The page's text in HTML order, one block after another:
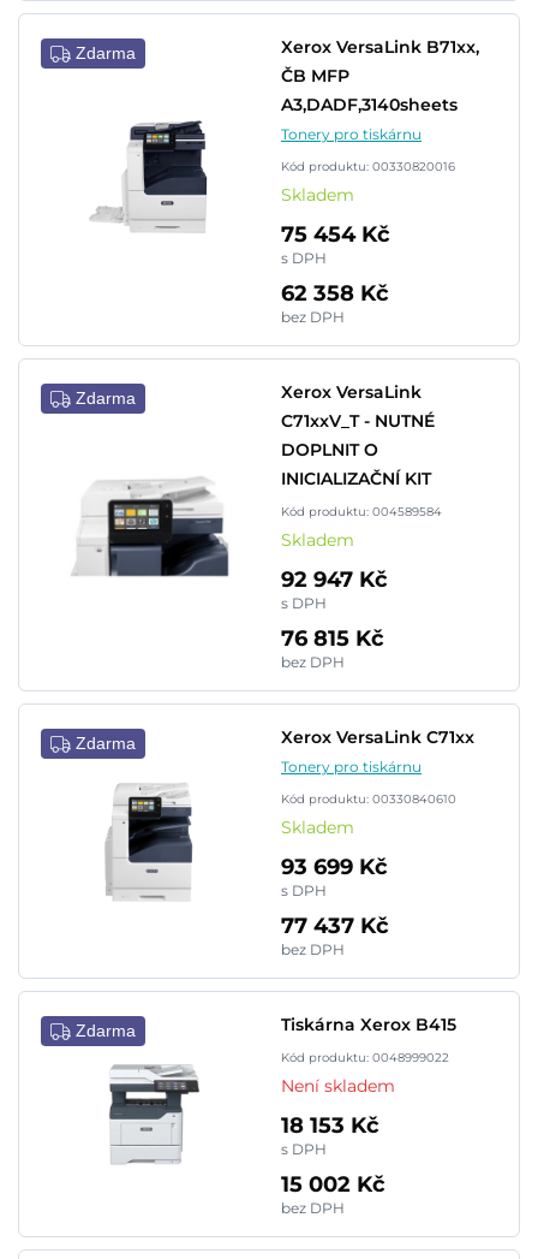
Zdarma
Xerox VersaLink B71xx,
ČB MFP
A3,DADF,3140sheets
Tonery pro tiskárnu
Kód produktu: 00330820016
Skladem
75 454 Kč
s DPH
62 358 Kč
bez DPH
Zdarma
Xerox VersaLink
C71xxV_T - NUTNÉ
DOPLNIT O
INICIALIZAČNÍ KIT
Kód produktu: 004589584
Skladem
92 947 Kč
s DPH
76 815 Kč
bez DPH
Zdarma Xerox VersaLink C71xx
Tonery pro tiskárnu
Kód produktu: 00330840610
Skladem
93 699 Kč
s DPH
77 437 Kč
bez DPH
Zdarma Tiskárna Xerox B415
Kód produktu: 0048999022
Není skladem
18 153 Kč
s DPH
15 002 Kč
bez DPH